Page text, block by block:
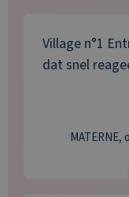
Village n°1
dat snel
MATERNE,